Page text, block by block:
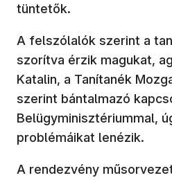
tüntetők.
A felszólalók szerint a
szorítva érzik magukat,
Katalin, a Tanítanék
szerint bántalmazó
Belügyminisztériummal,
problémáikat lenézik.
A rendezvény